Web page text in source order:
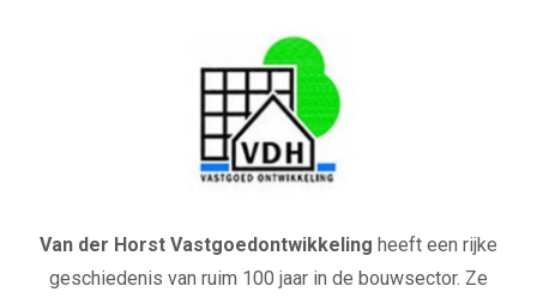
Van der Horst Vastgoedontwikkeling heeft een rijke
geschiedenis van ruim 100 jaar in de bouwsector. Ze